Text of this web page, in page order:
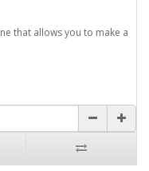
that allows you to make a